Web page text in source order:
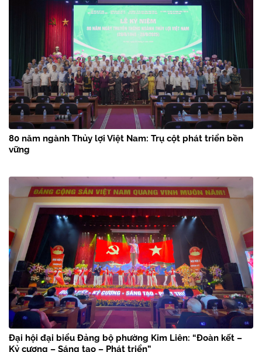
80 năm ngành Thủy lợi Việt Nam: Trụ cột phát triển bền
vững
Đại hội đại biểu Đảng bộ phường Kim Liên: “Đoàn kết –
Kỷ cương – Sáng tạo – Phát triển”